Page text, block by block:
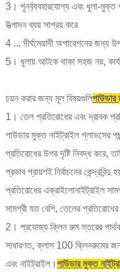
3। পুনর্ব্যবহারযোগ্য এবং ধুলা-মুক্ত
উত্পাদন ব্যয় সাশ্রয় করে
4 ... দীর্ঘমেয়াদী অপারেশনের জন্য
5। ধুলায় আটকে থাকা সহজ নয়,
চয়ন করার জন্য মূল বিষয়গুলি
1। তেল প্রতিরোধের এবং দ্রাবক
পাউডার মুক্ত নাইট্রাইল গ্লাভসের
প্রতিরোধের উপর দৃষ্টি নিবদ্ধ করে,
প্রভাব প্রায়শই নির্বাচনের
প্রতিরোধের এক্রাইলোনাইট্রাইল
সামগ্রী যত বেশি, তেলের
2। প্রযোজ্য ক্লিন রুম স্তরের
সাধারণত, ক্লাস 100 ক্লিনরুমের
এবং নাইট্রাইল। পাউডার মুক্ত